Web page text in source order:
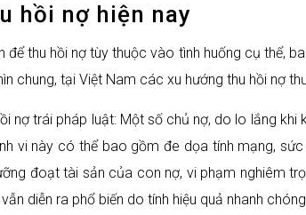
hồi nợ hiện nay
để thu hồi nợ tùy thuộc vào tình huống cụ thể,
chung, tại Việt Nam các xu hướng thu hồi nợ
nợ trái pháp luật: Một số chủ nợ, do lo lắng
vi này có thể bao gồm đe dọa tính mạng,
đoạt tài sản của con nợ, vi phạm nghiêm
diễn ra phổ biến do tính hiệu quả nhanh